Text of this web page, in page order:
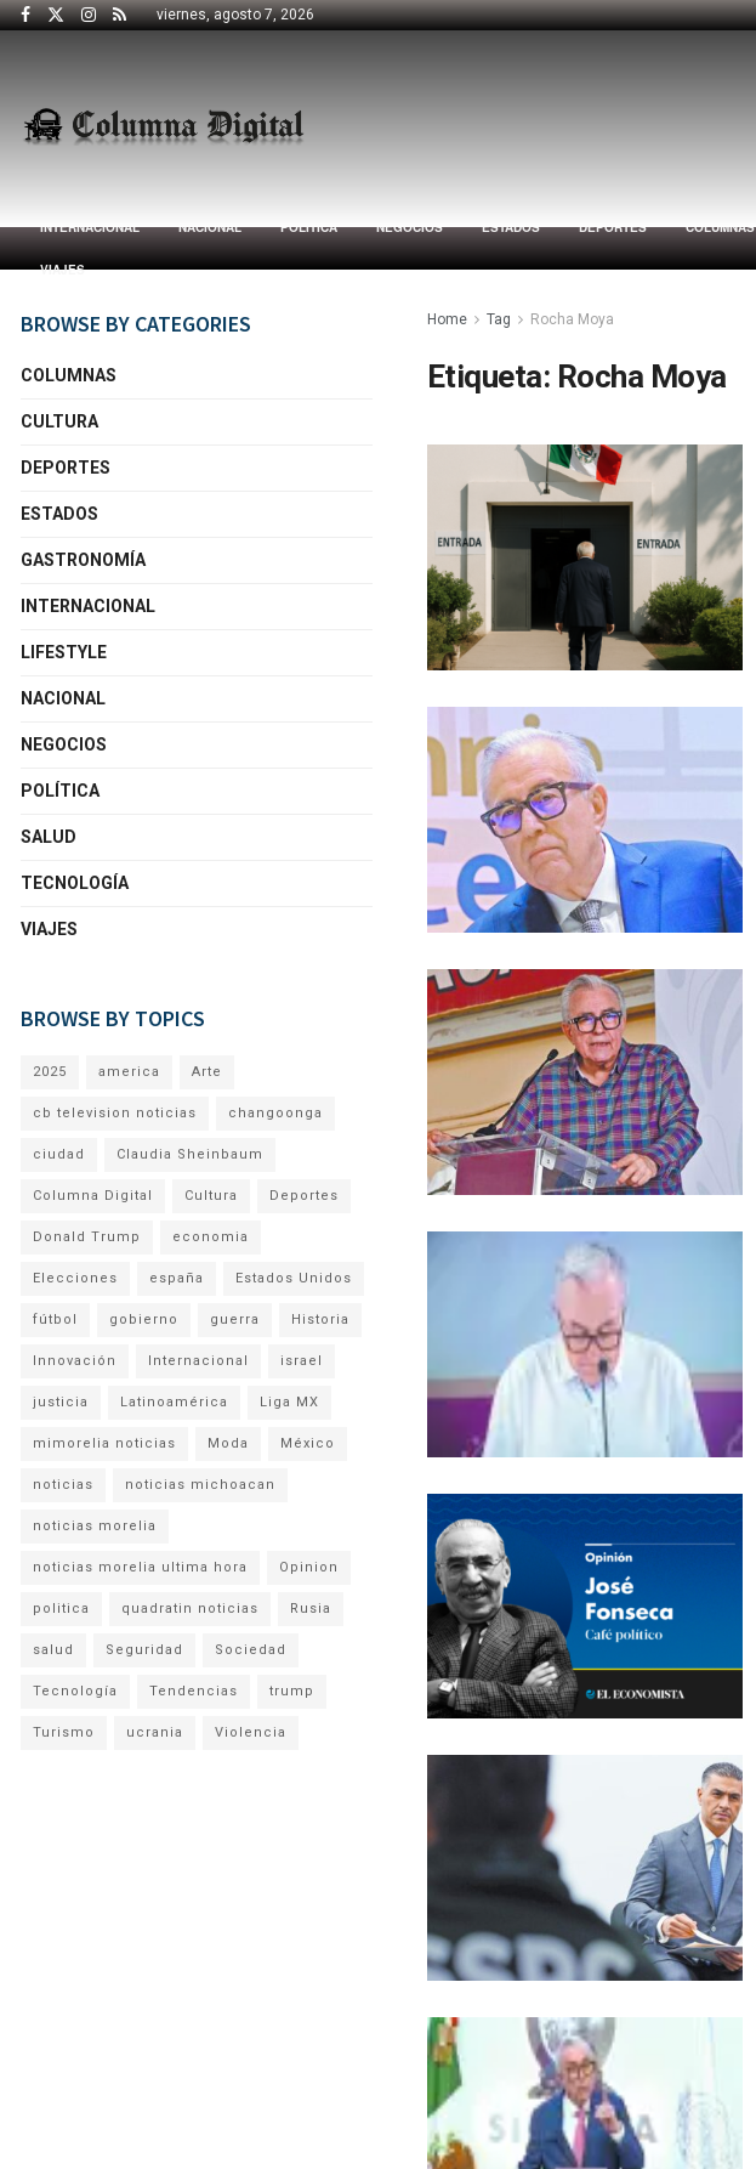
viernes, agosto 7, 2026
INTERNACIONAL NACIONAL POLÍTICA NEGOCIOS ESTADOS DEPORTES COLUMNAS
VIAJES
Home Tag Rocha Moya
Etiqueta: Rocha Moya
BROWSE BY CATEGORIES
COLUMNAS
CULTURA
DEPORTES
ESTADOS
GASTRONOMÍA
INTERNACIONAL
LIFESTYLE
NACIONAL
NEGOCIOS
POLÍTICA
SALUD
TECNOLOGÍA
VIAJES
BROWSE BY TOPICS
2025 america Arte
cb television noticias changoonga
ciudad Claudia Sheinbaum
Columna Digital Cultura Deportes
Donald Trump economia
Elecciones españa Estados Unidos
fútbol gobierno guerra Historia
Innovación Internacional israel
justicia Latinoamérica Liga MX
mimorelia noticias Moda México
noticias noticias michoacan
noticias morelia
noticias morelia ultima hora Opinion
politica quadratin noticias Rusia
salud Seguridad Sociedad
Tecnología Tendencias trump
Turismo ucrania Violencia